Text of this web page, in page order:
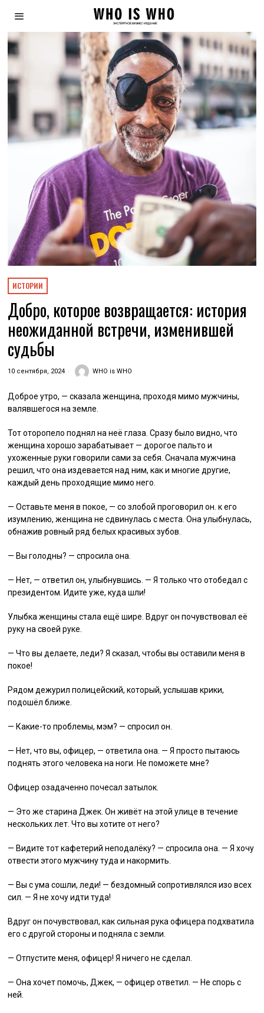
ИСТОРИИ
Добро, которое возвращается: история
неожиданной встречи, изменившей
судьбы
10 сентября, 2024 WHO is WHO
Доброе утро, — сказала женщина, проходя мимо мужчины,
валявшегося на земле.
Тот оторопело поднял на неё глаза. Сразу было видно, что
женщина хорошо зарабатывает — дорогое пальто и
ухоженные руки говорили сами за себя. Сначала мужчина
решил, что она издевается над ним, как и многие другие,
каждый день проходящие мимо него.
— Оставьте меня в покое, — со злобой проговорил он. к его
изумлению, женщина не сдвинулась с места. Она улыбнулась,
обнажив ровный ряд белых красивых зубов.
— Вы голодны? — спросила она.
— Нет, — ответил он, улыбнувшись. — Я только что отобедал с
президентом. Идите уже, куда шли!
Улыбка женщины стала ещё шире. Вдруг он почувствовал её
руку на своей руке.
— Что вы делаете, леди? Я сказал, чтобы вы оставили меня в
покое!
Рядом дежурил полицейский, который, услышав крики,
подошёл ближе.
— Какие-то проблемы, мэм? — спросил он.
— Нет, что вы, офицер, — ответила она. — Я просто пытаюсь
поднять этого человека на ноги. Не поможете мне?
Офицер озадаченно почесал затылок.
— Это же старина Джек. Он живёт на этой улице в течение
нескольких лет. Что вы хотите от него?
— Видите тот кафетерий неподалёку? — спросила она. — Я хочу
отвести этого мужчину туда и накормить.
— Вы с ума сошли, леди! — бездомный сопротивлялся изо всех
сил. — Я не хочу идти туда!
Вдруг он почувствовал, как сильная рука офицера подхватила
его с другой стороны и подняла с земли.
— Отпустите меня, офицер! Я ничего не сделал.
— Она хочет помочь, Джек, — офицер ответил. — Не спорь с
ней.